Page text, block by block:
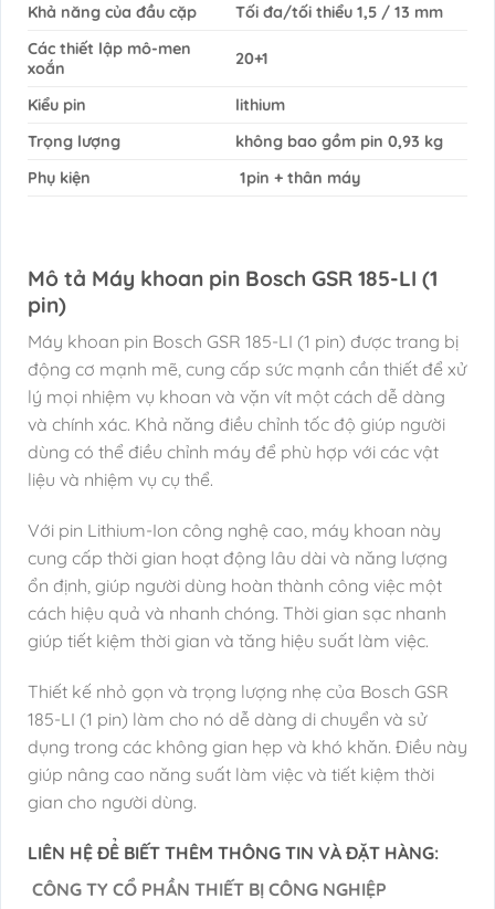
Khả năng của đầu cặp
Tối đa/tối thiểu 1,5 / 13 mm
Các thiết lập mô-men
xoắn
20+1
Kiểu pin
lithium
Trọng lượng
không bao gồm pin 0,93 kg
Phụ kiện
1pin + thân máy
Mô tả Máy khoan pin Bosch GSR 185-LI (1
pin)
Máy khoan pin Bosch GSR 185-LI (1 pin) được trang bị
động cơ mạnh mẽ, cung cấp sức mạnh cần thiết để xử
lý mọi nhiệm vụ khoan và vặn vít một cách dễ dàng
và chính xác. Khả năng điều chỉnh tốc độ giúp người
dùng có thể điều chỉnh máy để phù hợp với các vật
liệu và nhiệm vụ cụ thể.
Với pin Lithium-Ion công nghệ cao, máy khoan này
cung cấp thời gian hoạt động lâu dài và năng lượng
ổn định, giúp người dùng hoàn thành công việc một
cách hiệu quả và nhanh chóng. Thời gian sạc nhanh
giúp tiết kiệm thời gian và tăng hiệu suất làm việc.
Thiết kế nhỏ gọn và trọng lượng nhẹ của Bosch GSR
185-LI (1 pin) làm cho nó dễ dàng di chuyển và sử
dụng trong các không gian hẹp và khó khăn. Điều này
giúp nâng cao năng suất làm việc và tiết kiệm thời
gian cho người dùng.
LIÊN HỆ ĐỂ BIẾT THÊM THÔNG TIN VÀ ĐẶT HÀNG:
CÔNG TY CỔ PHẦN THIẾT BỊ CÔNG NGHIỆP